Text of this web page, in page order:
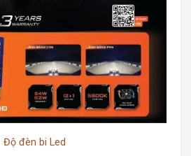
Độ đèn bi Led